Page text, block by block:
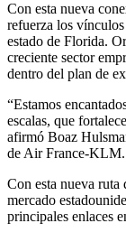
Con esta nueva
refuerza los
estado de Florida.
creciente sector
dentro del plan de
“Estamos
escalas, que
afirmó Boaz
de Air France-KLM.
Con esta nueva ruta
mercado
principales enlaces